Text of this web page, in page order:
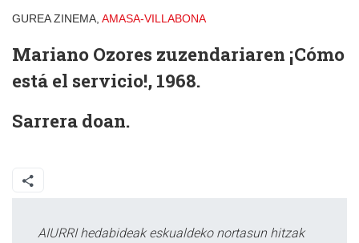
GUREA ZINEMA, AMASA-VILLABONA
Mariano Ozores zuzendariaren ¡Cómo
está el servicio!, 1968.
Sarrera doan.
AIURRI hedabideak eskualdeko nortasun hitzak